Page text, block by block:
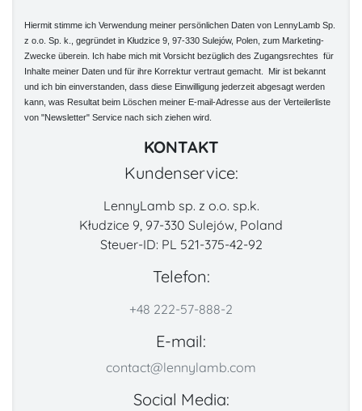
Hiermit stimme ich Verwendung meiner persönlichen Daten von LennyLamb Sp.
z o.o. Sp. k., gegründet in Kłudzice 9, 97-330 Sulejów, Polen, zum Marketing-
Zwecke überein. Ich habe mich mit Vorsicht bezüglich des Zugangsrechtes für
Inhalte meiner Daten und für ihre Korrektur vertraut gemacht. Mir ist bekannt
und ich bin einverstanden, dass diese Einwilligung jederzeit abgesagt werden
kann, was Resultat beim Löschen meiner E-mail-Adresse aus der Verteilerliste
von "Newsletter" Service nach sich ziehen wird.
KONTAKT
Kundenservice:
LennyLamb sp. z o.o. sp.k.
Kłudzice 9, 97-330 Sulejów, Poland
Steuer-ID: PL 521-375-42-92
Telefon:
+48 222-57-888-2
E-mail:
contact@lennylamb.com
Social Media: